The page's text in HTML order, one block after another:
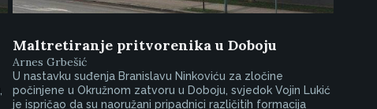
Maltretiranje pritvorenika u Doboju
Arnes Grbešić
U nastavku suđenja Branislavu Ninkoviću za zločine
počinjene u Okružnom zatvoru u Doboju, svjedok Vojin Lukić
je ispričao da su naoružani pripadnici različitih formacija